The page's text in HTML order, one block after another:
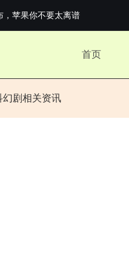
：全满贯对上全满亚，德约...
》正式上线，官...
首页
幻剧相关资讯